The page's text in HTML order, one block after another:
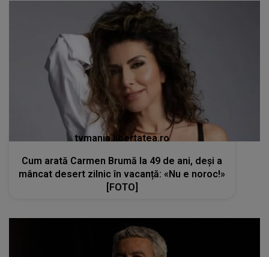
tvmania.libertatea.ro
Cum arată Carmen Brumă la 49 de ani, deși a
mâncat desert zilnic în vacanță: «Nu e noroc!»
[FOTO]